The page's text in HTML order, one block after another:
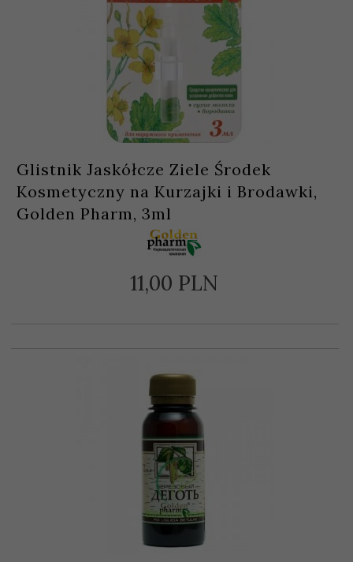
Glistnik Jaskółcze Ziele Środek
Kosmetyczny na Kurzajki i Brodawki,
Golden Pharm, 3ml
11,00 PLN